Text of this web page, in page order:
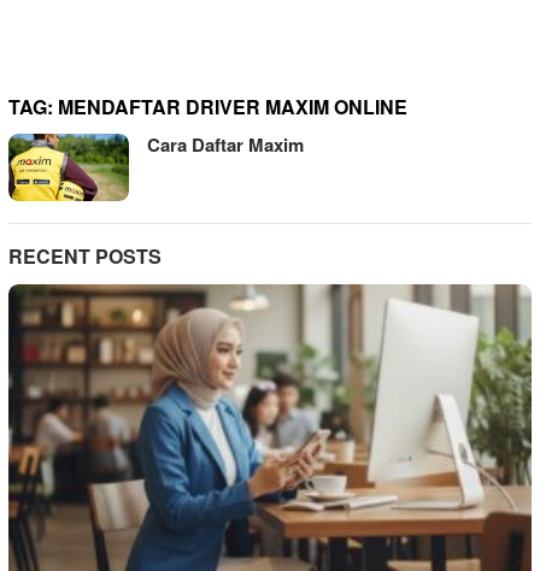
TAG: MENDAFTAR DRIVER MAXIM ONLINE
Cara Daftar Maxim
RECENT POSTS